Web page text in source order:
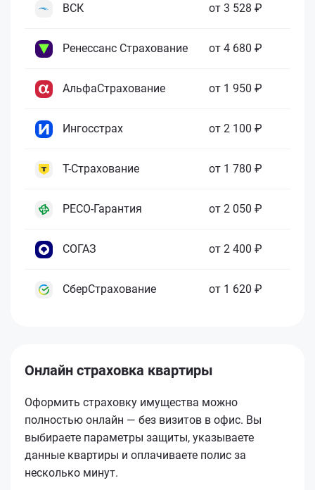
ВСК от 3 528 ₽
Ренессанс Страхование от 4 680 ₽
АльфаСтрахование от 1 950 ₽
Ингосстрах от 2 100 ₽
Т-Страхование от 1 780 ₽
РЕСО-Гарантия от 2 050 ₽
СОГАЗ от 2 400 ₽
СберСтрахование от 1 620 ₽
Онлайн страховка квартиры
Оформить страховку имущества можно
полностью онлайн — без визитов в офис. Вы
выбираете параметры защиты, указываете
данные квартиры и оплачиваете полис за
несколько минут.